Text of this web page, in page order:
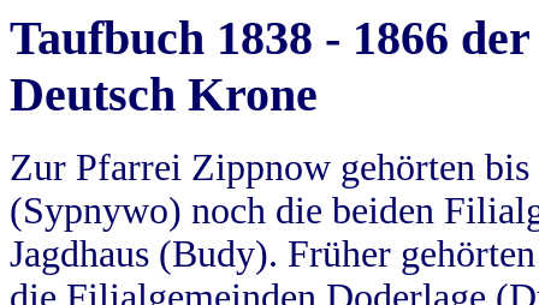
Taufbuch 1838 - 1866
Deutsch Krone
Zur Pfarrei Zippnow gehörten
(Sypnywo) noch die beiden
Jagdhaus (Budy). Früher